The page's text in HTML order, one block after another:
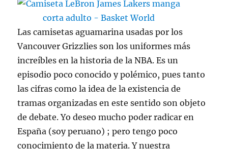
Las camisetas aguamarina usadas por los
Vancouver Grizzlies son los uniformes más
increíbles en la historia de la NBA. Es un
episodio poco conocido y polémico, pues tanto
las cifras como la idea de la existencia de
tramas organizadas en este sentido son objeto
de debate. Yo deseo mucho poder radicar en
España (soy peruano) ; pero tengo poco
conocimiento de la materia. Y nuestra